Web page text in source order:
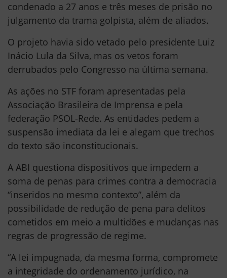
condenado a 27 anos e três meses de prisão no
julgamento da trama golpista, além de aliados.
O projeto havia sido vetado pelo presidente Luiz
Inácio Lula da Silva, mas os vetos foram
derrubados pelo Congresso na última semana.
As ações no STF foram apresentadas pela
Associação Brasileira de Imprensa e pela
federação PSOL-Rede. As entidades pedem a
suspensão imediata da lei e alegam que trechos
do texto são inconstitucionais.
A ABI questiona dispositivos que impedem a
soma de penas para crimes contra a democracia
“inseridos no mesmo contexto”, além da
possibilidade de redução de pena para delitos
cometidos em meio a multidões e mudanças nas
regras de progressão de regime.
“A lei impugnada, da mesma forma, compromete
a integridade do ordenamento jurídico, na